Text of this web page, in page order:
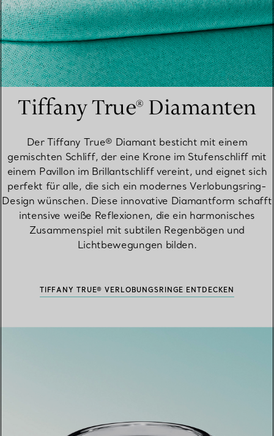
Tiffany True® Diamanten
Der Tiffany True® Diamant besticht mit einem
gemischten Schliff, der eine Krone im Stufenschliff mit
einem Pavillon im Brillantschliff vereint, und eignet sich
perfekt für alle, die sich ein modernes Verlobungsring-
Design wünschen. Diese innovative Diamantform schafft
intensive weiße Reflexionen, die ein harmonisches
Zusammenspiel mit subtilen Regenbögen und
Lichtbewegungen bilden.
TIFFANY TRUE® VERLOBUNGSRINGE ENTDECKEN